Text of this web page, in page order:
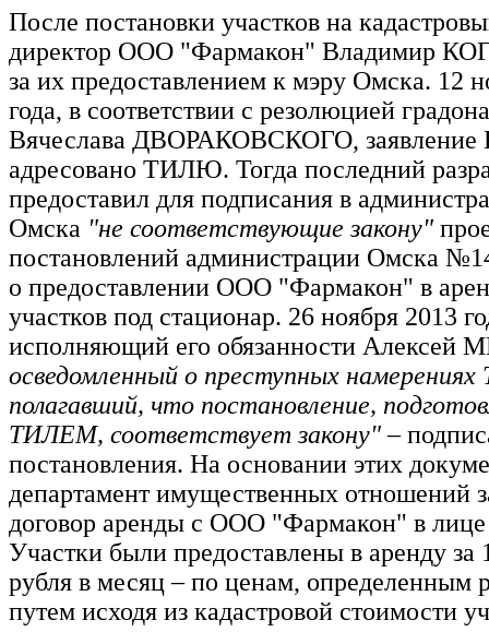
После постановки участков на
директор ООО "Фармакон" Владимир
за их предоставлением к мэру Омска. 12
года, в соответствии с резолюцией
Вячеслава ДВОРАКОВСКОГО,
адресовано ТИЛЮ. Тогда последний
предоставил для подписания в
Омска "не соответствующие закону"
постановлений администрации Омска
о предоставлении ООО "Фармакон" в
участков под стационар. 26 ноября 2013
исполняющий его обязанности
осведомленный о преступных
полагавший, что постановление,
ТИЛЕМ, соответствует закону"–
постановления. На основании этих
департамент имущественных отношений
договор аренды с ООО "Фармакон" в
Участки были предоставлены в аренду за
рубля в месяц – по ценам, определенным
путем исходя из кадастровой стоимости